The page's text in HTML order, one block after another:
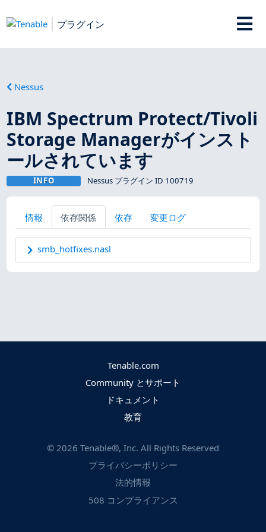
プラグイン
Nessus
IBM Spectrum Protect/Tivoli
Storage Managerがインスト
ールされています
INFO Nessus プラグイン ID 100719
情報 依存関係 依存 変更ログ
smb_hotfixes.nasl
Tenable.com
Community とサポート
ドキュメント
教育
© 2026 Tenable®, Inc. All Rights Reserved
プライバシーポリシー
法的情報
508 コンプライアンス